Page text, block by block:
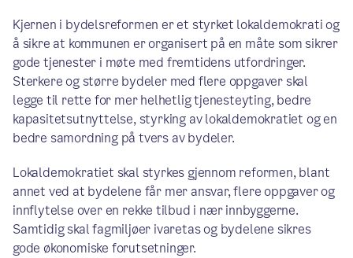
Kjernen i bydelsreformen er et styrket lokaldemokrati og
å sikre at kommunen er organisert på en måte som sikrer
gode tjenester i møte med fremtidens utfordringer.
Sterkere og større bydeler med flere oppgaver skal
legge til rette for mer helhetlig tjenesteyting, bedre
kapasitetsutnyttelse, styrking av lokaldemokratiet og en
bedre samordning på tvers av bydeler.
Lokaldemokratiet skal styrkes gjennom reformen, blant
annet ved at bydelene får mer ansvar, flere oppgaver og
innflytelse over en rekke tilbud i nær innbyggerne.
Samtidig skal fagmiljøer ivaretas og bydelene sikres
gode økonomiske forutsetninger.